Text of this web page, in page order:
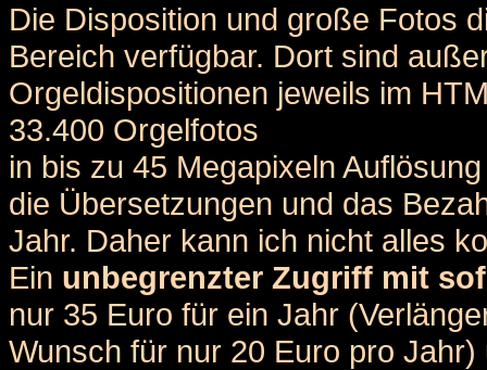
Die Disposition und große Fotos
Bereich verfügbar. Dort sind
Orgeldispositionen jeweils im
33.400 Orgelfotos
in bis zu 45 Megapixeln
die Übersetzungen und das
Jahr. Daher kann ich nicht alles
Ein unbegrenzter Zugriff mit
nur 35 Euro für ein Jahr
Wunsch für nur 20 Euro pro